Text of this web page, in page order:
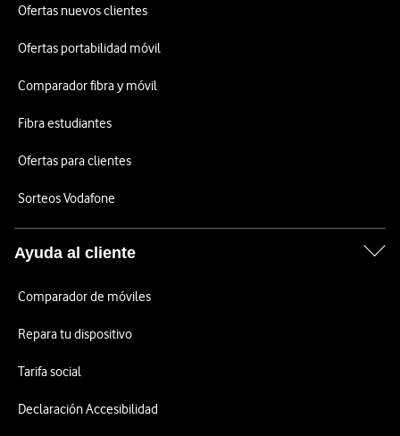
Ofertas nuevos clientes
Ofertas portabilidad móvil
Comparador fibra y móvil
Fibra estudiantes
Ofertas para clientes
Sorteos Vodafone
Ayuda al cliente
Comparador de móviles
Repara tu dispositivo
Tarifa social
Declaración Accesibilidad